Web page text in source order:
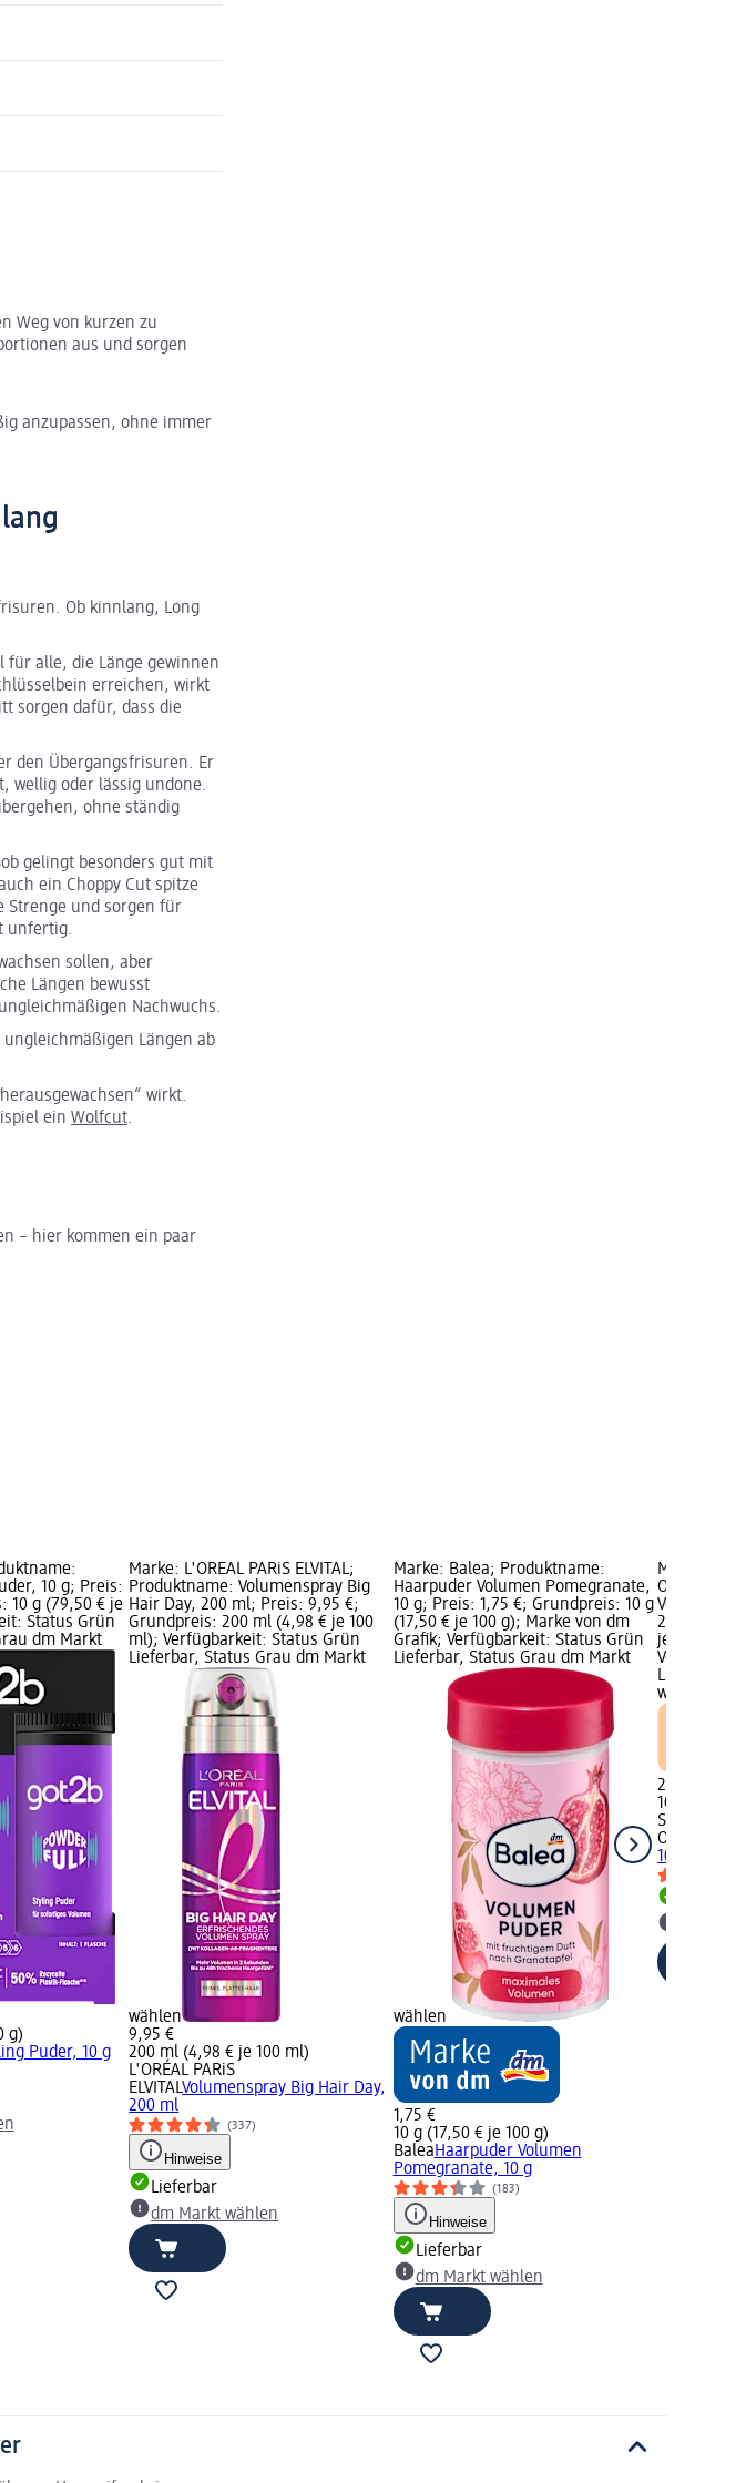
Weg von kurzen zu
aus und sorgen
anzupassen, ohne immer
Ob kinnlang, Long
für alle, die Länge gewinnen
erreichen, wirkt
sorgen dafür, dass die
den Übergangsfrisuren. Er
wellig oder lässig undone.
ohne ständig
gelingt besonders gut mit
ein Choppy Cut spitze
Strenge und sorgen für
unfertig.
sollen, aber
Längen bewusst
Nachwuchs.
Längen ab
wirkt.
ein Wolfcut.
– hier kommen ein paar
10 g; Preis:
10 g (79,50 € je
Status Grün
dm Markt
g)
Puder, 10 g
Marke: L'ORÉAL PARiS ELVITAL;
Produktname: Volumenspray Big
Hair Day, 200 ml; Preis: 9,95 €;
Grundpreis: 200 ml (4,98 € je 100
ml); Verfügbarkeit: Status Grün
Lieferbar, Status Grau dm Markt
wählen
9,95 €
200 ml (4,98 € je 100 ml)
L'ORÉAL PARiS
ELVITALVolumenspray Big Hair Day,
200 ml
(337)
Hinweise
Lieferbar
dm Markt wählen
Marke: Balea; Produktname:
Haarpuder Volumen Pomegranate,
10 g; Preis: 1,75 €; Grundpreis: 10 g
(17,50 € je 100 g); Marke von dm
Grafik; Verfügbarkeit: Status Grün
Lieferbar, Status Grau dm Markt
wählen
1,75 €
10 g (17,50 € je 100 g)
BaleaHaarpuder Volumen
Pomegranate, 10 g
(183)
Hinweise
Lieferbar
dm Markt wählen
Marke:
OSiS+;
Volumen
23,90 €;
je 100 g);
Lieferbar,
wählen
23,90 €
10 g
OSiS+
10 g